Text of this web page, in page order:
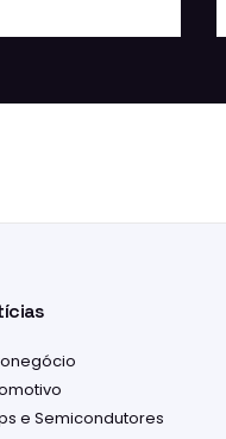
e Semicondutores